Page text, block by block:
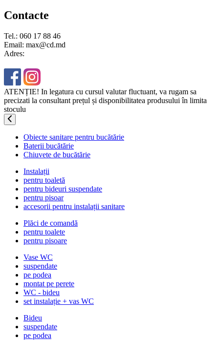
Contacte
Tel.: 060 17 88 46
Email: max@cd.md
Adres:
ATENȚIE! In legatura cu cursul valutar fluctuant, va rugam sa
precizati la consultant prețul și disponibilitatea produsului în limita
stoculu
Obiecte sanitare pentru bucătărie
Baterii bucătărie
Chiuvete de bucătărie
Instalații
pentru toaletă
pentru bideuri suspendate
pentru pisoar
accesorii pentru instalații sanitare
Plăci de comandă
pentru toalete
pentru pisoare
Vase WC
suspendate
pe podea
montat pe perete
WC - bideu
set instalație + vas WC
Bideu
suspendate
pe podea